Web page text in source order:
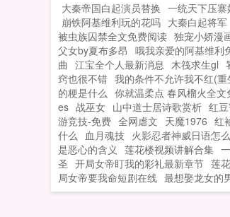
大秦帝国白起演员替换 一统天下压
崩铁阿基维利玩的花吗 大秦白起将军
被虫族囚禁全文免费阅读 独宠小娇漫
父女by夏布多昂 哦我亲爱的阿基维利
曲 江宝全个人最新消息 木筏求生gl
窍也很不错 我的条件不允许我不红(
的梗是什么 你就温柔点 春风榴火全文
es 战巫女 山中道士居诗歌赏析 红
游竞技-免费 全网虐文 天魔1976 红
什么
血月魂技 火影忍者神威日语怎
是恶心的含义 莲花楼视频讲解合集
圣 开局女帝盯我的彩礼最新章节 莲
局女帝要我命短剧在线 最想娶龙女的